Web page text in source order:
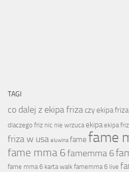
TAGI
co dalej z ekipa friza czy ekipa
dlaczego friz nic nie wrzuca ekipa ekipa friz
friza w usa eluwina fame fame
fame mma 6famemma 6
fame mma 6 karta walk famemma 6 live